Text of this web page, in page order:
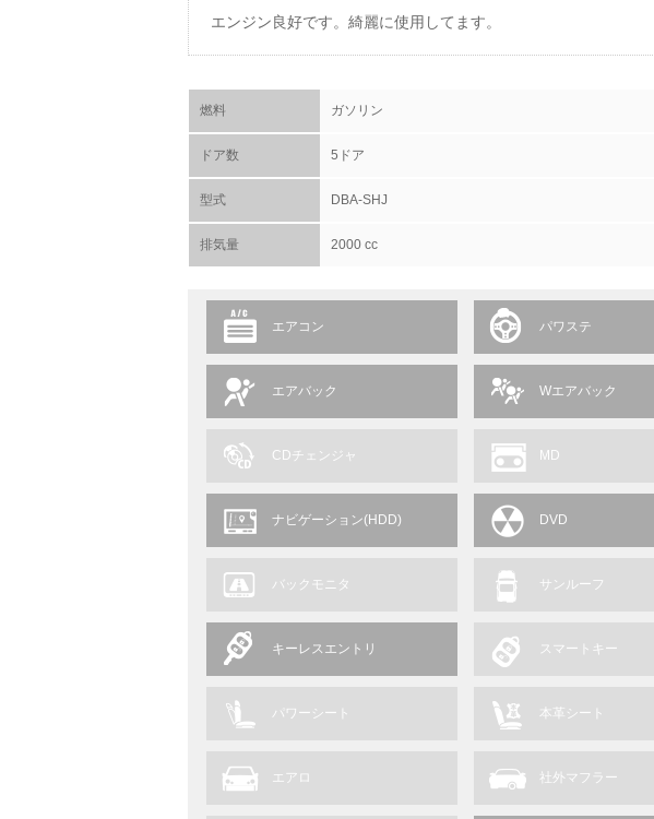
エンジン良好です。綺麗に使用してます。
燃料 ガソリン
ドア数 5ドア
型式 DBA-SHJ
排気量 2000 cc
エアコン パワステ
エアバック Wエアバック
CDチェンジャ MD
ナビゲーション(HDD) DVD
バックモニタ サンルーフ
キーレスエントリ スマートキー
パワーシート 本革シート
エアロ 社外マフラー